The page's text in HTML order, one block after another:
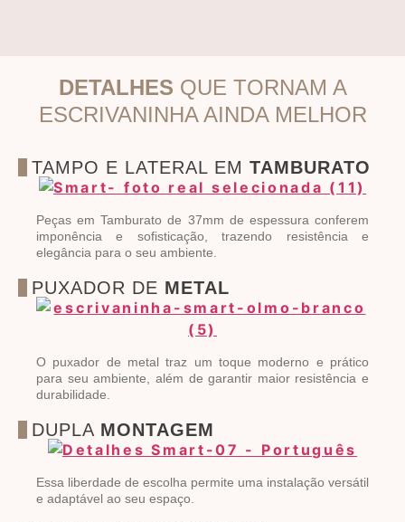
DETALHES QUE TORNAM A
ESCRIVANINHA AINDA MELHOR
TAMPO E LATERAL EM TAMBURATO
Peças em Tamburato de 37mm de espessura conferem
imponência e sofisticação, trazendo resistência e
elegância para o seu ambiente.
PUXADOR DE METAL
O puxador de metal traz um toque moderno e prático
para seu ambiente, além de garantir maior resistência e
durabilidade.
DUPLA MONTAGEM
Essa liberdade de escolha permite uma instalação versátil
e adaptável ao seu espaço.